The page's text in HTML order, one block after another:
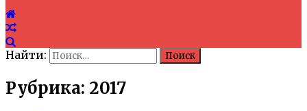
Найти:
Рубрика: 2017